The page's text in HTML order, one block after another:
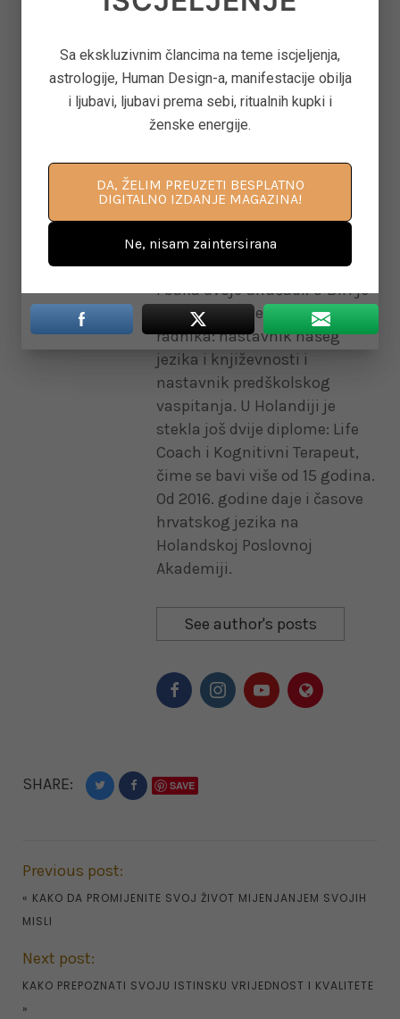
titulu Heroja Regije u
inovativne ideje kao i
pozitivan utjecaj koji je imao
njen rad – poznata je po
svojim projektima pričanja
nematerijalne baštine. Stalna
je stručna saradnica i
kolumnistica
www.sretnazena.com
magazina. Majka je troje djece
i baka dvoje unučadi. U BiH je
stekla diplome prosvjetnog
radnika: nastavnik našeg
jezika i književnosti i
nastavnik predškolskog
vaspitanja. U Holandiji je
stekla još dvije diplome: Life
Coach i Kognitivni Terapeut,
čime se bavi više od 15 godina.
Od 2016. godine daje i časove
hrvatskog jezika na
Holandskoj Poslovnoj
Akademiji.
See author's posts
SHARE: SAVE
Previous post:
« KAKO DA PROMIJENITE SVOJ ŽIVOT MIJENJANJEM SVOJIH
MISLI
Next post:
KAKO PREPOZNATI SVOJU ISTINSKU VRIJEDNOST I KVALITETE
»
Sa ekskluzivnim člancima na teme iscjeljenja,
astrologije, Human Design-a, manifestacije obilja
i ljubavi, ljubavi prema sebi, ritualnih kupki i
ženske energije.
DA, ŽELIM PREUZETI BESPLATNO
DIGITALNO IZDANJE MAGAZINA!
Ne, nisam zaintersirana